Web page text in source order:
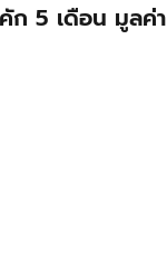
ก 5 เดือน มูลค่า